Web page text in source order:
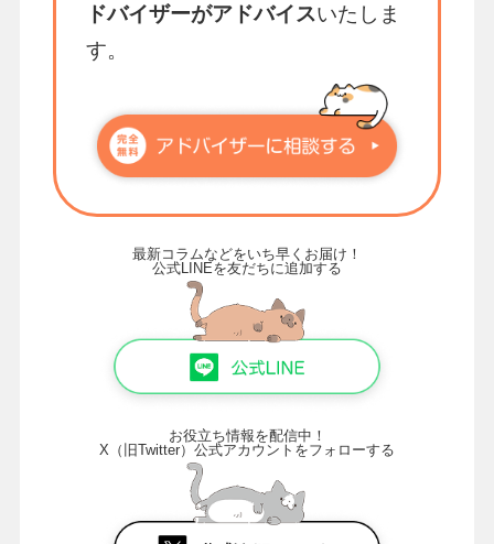
ドバイザーがアドバイスいたしま
す。
最新コラムなどをいち早くお届け！
公式LINEを友だちに追加する
お役立ち情報を配信中！
X（旧Twitter）公式アカウントをフォローする